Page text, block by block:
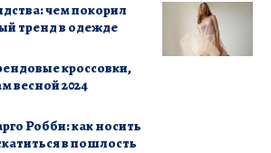
чем покорил
тренд в одежде
кроссовки,
весной 2024
Робби: как носить
в пошлость